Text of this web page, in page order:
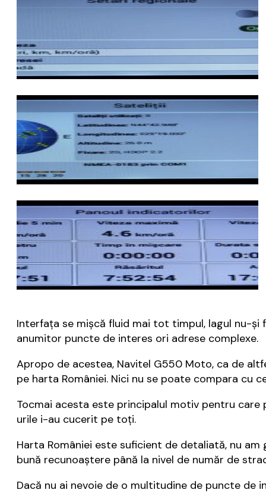
Interfața se mișcă fluid mai tot timpul, lagul nu-
anumitor puncte de interes ori adrese complexe.
Apropo de acestea, Navitel G550 Moto, ca de
pe harta României. Nici nu se poate compara cu
Tocmai acesta este principalul motiv pentru
urile i-au cucerit pe toți.
Harta României este suficient de detaliată, nu
bună recunoaștere până la nivel de număr de
Dacă nu ai nevoie de o multitudine de puncte de